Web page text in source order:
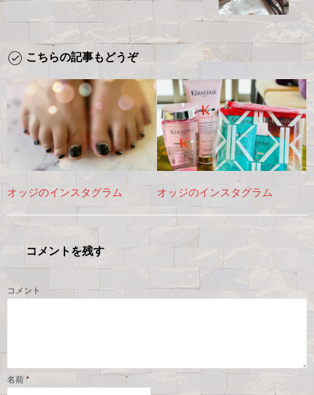
こちらの記事もどうぞ
オッジのインスタグラム オッジのインスタグラム
コメントを残す
コメント
名前 *